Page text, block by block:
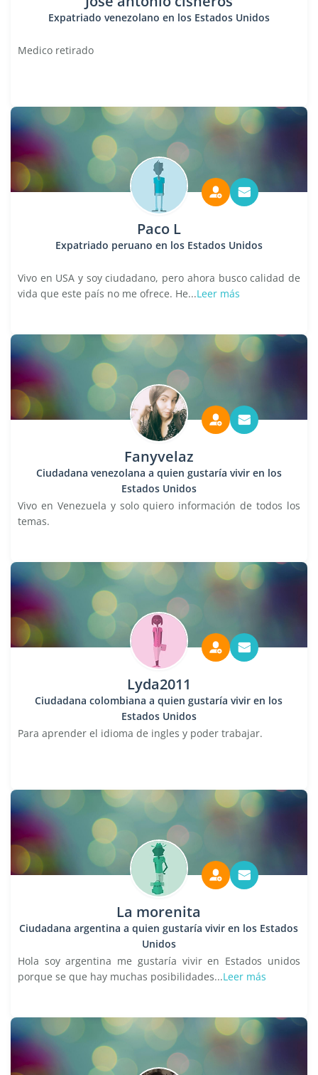
Expatriado venezolano en los Estados Unidos
Medico retirado
Paco L
Expatriado peruano en los Estados Unidos
Vivo en USA y soy ciudadano, pero ahora busco calidad de
vida que este país no me ofrece. He...Leer más
Fanyvelaz
Ciudadana venezolana a quien gustaría vivir en los
Estados Unidos
Vivo en Venezuela y solo quiero información de todos los
temas.
Lyda2011
Ciudadana colombiana a quien gustaría vivir en los
Estados Unidos
Para aprender el idioma de ingles y poder trabajar.
La morenita
Ciudadana argentina a quien gustaría vivir en los Estados
Unidos
Hola soy argentina me gustaría vivir en Estados unidos
porque se que hay muchas posibilidades...Leer más